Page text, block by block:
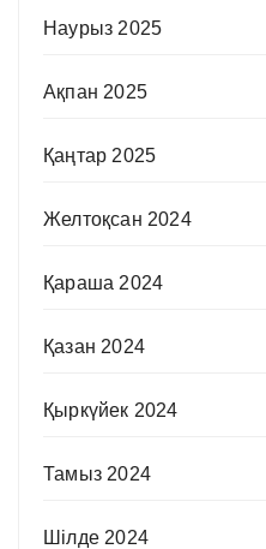
Наурыз 2025
Ақпан 2025
Қаңтар 2025
Желтоқсан 2024
Қараша 2024
Қазан 2024
Қыркүйек 2024
Тамыз 2024
Шілде 2024